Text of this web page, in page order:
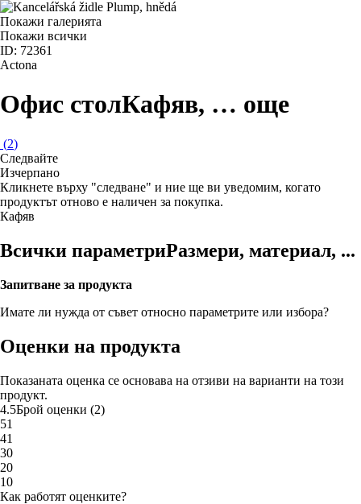
Покажи галерията
Покажи всички
ID: 72361
Actona
Офис столКафяв, … още
(2)
Следвайте
Изчерпанo
Кликнете върху "следване" и ние ще ви уведомим, когато
продуктът отново е наличен за покупка.
Кафяв
Всички параметриРазмери, материал, ...
Запитване за продукта
Имате ли нужда от съвет относно параметрите или избора?
Оценки на продукта
Показаната оценка се основава на отзиви на варианти на този
продукт.
4.5Брой оценки (2)
51
41
30
20
10
Как работят оценките?